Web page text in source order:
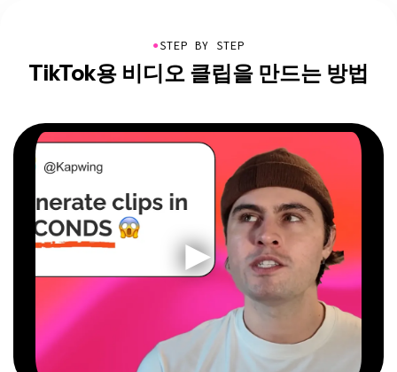
●STEP BY STEP
TikTok용 비디오 클립을 만드는 방법